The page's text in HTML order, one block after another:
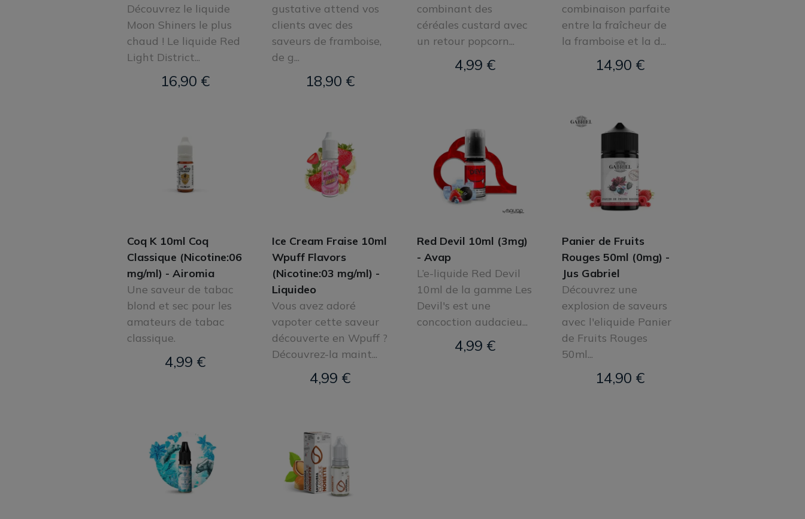
Découvrez le liquide
Moon Shiners le plus
chaud ! Le liquide Red
Light District...
16,90 €
gustative attend vos
clients avec des
saveurs de framboise,
de g...
18,90 €
combinant des
céréales custard avec
un retour popcorn...
4,99 €
combinaison parfaite
entre la fraîcheur de
la framboise et la d...
14,90 €
Coq K 10ml Coq
Classique (Nicotine:06
mg/ml) - Airomia
Une saveur de tabac
blond et sec pour les
amateurs de tabac
classique.
4,99 €
Ice Cream Fraise 10ml
Wpuff Flavors
(Nicotine:03 mg/ml) -
Liquideo
Vous avez adoré
vapoter cette saveur
découverte en Wpuff ?
Découvrez-la maint...
4,99 €
Red Devil 10ml (3mg)
- Avap
L’e-liquide Red Devil
10ml de la gamme Les
Devil's est une
concoction audacieu...
4,99 €
Panier de Fruits
Rouges 50ml (0mg) -
Jus Gabriel
Découvrez une
explosion de saveurs
avec l'eliquide Panier
de Fruits Rouges
50ml...
14,90 €